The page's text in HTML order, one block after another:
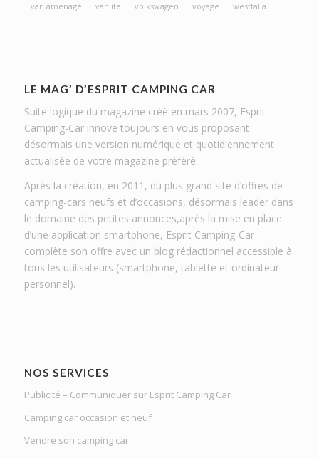
van aménagé
vanlife volkswagen voyage westfalia
LE MAG’ D’ESPRIT CAMPING CAR
Suite logique du magazine créé en mars 2007, Esprit
Camping-Car innove toujours en vous proposant
désormais une version numérique et quotidiennement
actualisée de votre magazine préféré.
Après la création, en 2011, du plus grand site d’offres de
camping-cars neufs et d’occasions, désormais leader dans
le domaine des petites annonces,après la mise en place
d’une application smartphone, Esprit Camping-Car
complète son offre avec un blog rédactionnel accessible à
tous les utilisateurs (smartphone, tablette et ordinateur
personnel).
NOS SERVICES
Publicité – Communiquer sur Esprit Camping Car
Camping car occasion et neuf
Vendre son camping car